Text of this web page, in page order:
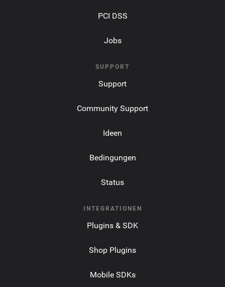
PCI DSS
Jobs
SUPPORT
Support
Community Support
Ideen
Bedingungen
Status
INTEGRATIONEN
Plugins & SDK
Shop Plugins
Mobile SDKs